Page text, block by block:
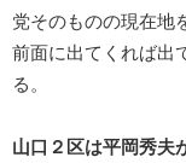
党そのものの現在地
前面に出てくれば出
る。
山口２区は平岡秀